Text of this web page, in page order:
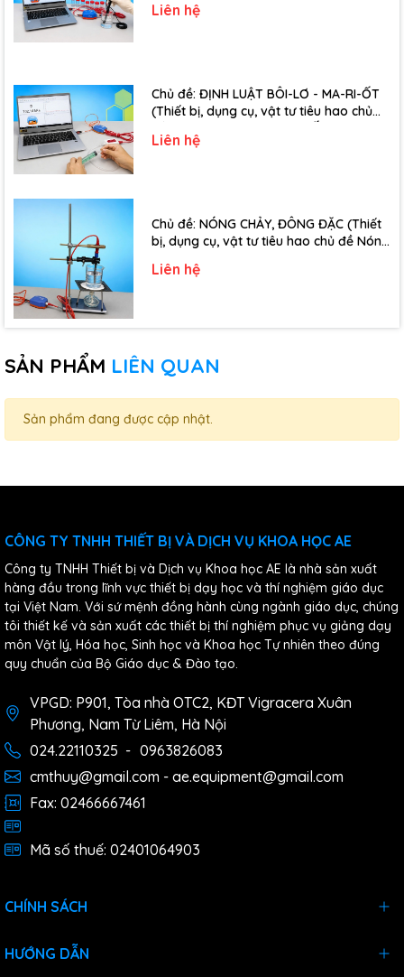
Liên hệ
Chủ đề: ĐỊNH LUẬT BÔI-LƠ - MA-RI-ỐT
(Thiết bị, dụng cụ, vật tư tiêu hao chủ
Liên hệ
Chủ đề: NÓNG CHẢY, ĐÔNG ĐẶC (Thiết
bị, dụng cụ, vật tư tiêu hao chủ đề Nóng
Liên hệ
SẢN PHẨM LIÊN QUAN
Sản phẩm đang được cập nhật.
CÔNG TY TNHH THIẾT BỊ VÀ DỊCH VỤ KHOA HỌC AE
Công ty TNHH Thiết bị và Dịch vụ Khoa học AE là nhà sản xuất
hàng đầu trong lĩnh vực thiết bị dạy học và thí nghiệm giáo dục
tại Việt Nam. Với sứ mệnh đồng hành cùng ngành giáo dục, chúng
tôi thiết kế và sản xuất các thiết bị thí nghiệm phục vụ giảng dạy
môn Vật lý, Hóa học, Sinh học và Khoa học Tự nhiên theo đúng
quy chuẩn của Bộ Giáo dục & Đào tạo.
VPGD: P901, Tòa nhà OTC2, KĐT Vigracera Xuân
Phương, Nam Từ Liêm, Hà Nội
024.22110325 - 0963826083
cmthuy@gmail.com - ae.equipment@gmail.com
Fax: 02466667461
Mã số thuế: 02401064903
CHÍNH SÁCH
HƯỚNG DẪN